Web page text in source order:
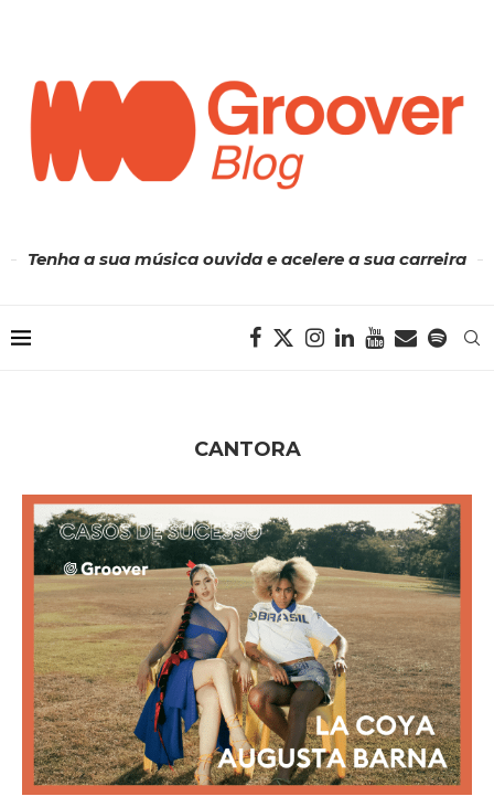
Tenha a sua música ouvida e acelere a sua carreira
CANTORA